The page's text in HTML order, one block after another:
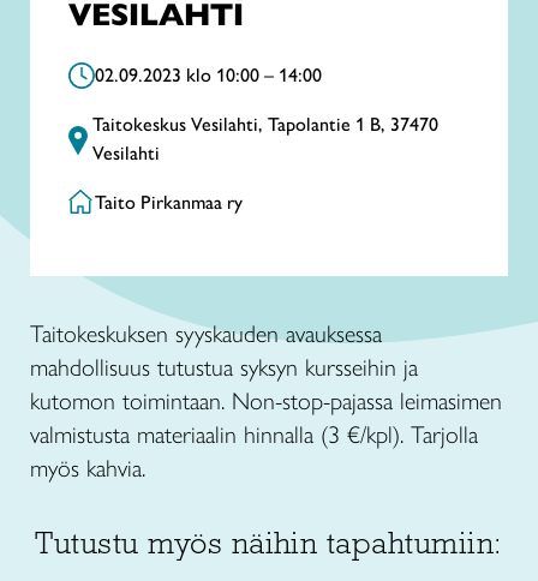
VESILAHTI
02.09.2023 klo 10:00 – 14:00
Taitokeskus Vesilahti, Tapolantie 1 B, 37470
Vesilahti
Taito Pirkanmaa ry
Taitokeskuksen syyskauden avauksessa
mahdollisuus tutustua syksyn kursseihin ja
kutomon toimintaan. Non-stop-pajassa leimasimen
valmistusta materiaalin hinnalla (3 €/kpl). Tarjolla
myös kahvia.
Tutustu myös näihin tapahtumiin: